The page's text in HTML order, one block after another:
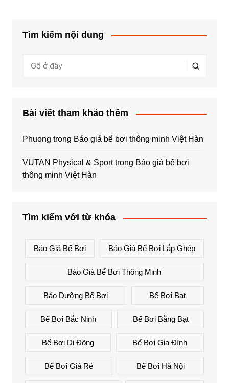
Tìm kiếm nội dung
Bài viết tham khảo thêm
Phuong trong Báo giá bể bơi thông minh Việt Hàn
VUTAN Physical & Sporttrong Báo giá bể bơi
thông minh Việt Hàn
Tìm kiếm với từ khóa
Báo Giá Bể Bơi Báo Giá Bể Bơi Lắp Ghép
Báo Giá Bể Bơi Thông Minh
Bảo Dưỡng Bể Bơi Bể Bơi Bạt
Bể Bơi Bắc Ninh Bể Bơi Bằng Bạt
Bể Bơi Di Động Bể Bơi Gia Đình
Bể Bơi Giá Rẻ Bể Bơi Hà Nội